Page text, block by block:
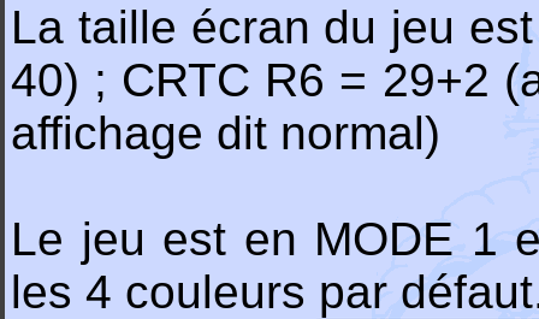
La taille écran du jeu
40) ; CRTC R6 = 29+2
affichage dit normal)
Le jeu est en MODE 1
les 4 couleurs par